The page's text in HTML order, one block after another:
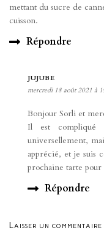
mettant du sucre de
cuisson.
Répondre
JUJUBE
mercredi 18 août 2021 à
Bonjour Sorli et
Il est compliqué
universellement,
apprécié, et je suis
prochaine tarte pour
Répondre
Laisser un commentaire